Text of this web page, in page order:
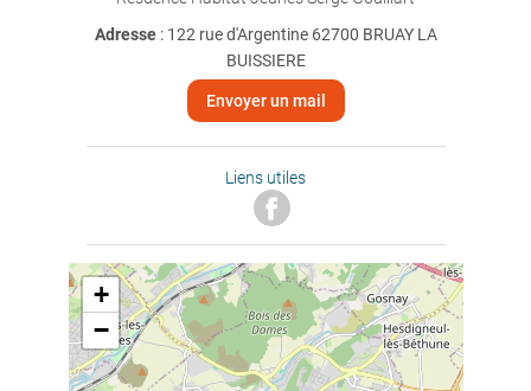
Adresse : 122 rue d'Argentine 62700 BRUAY LA
BUISSIERE
Envoyer un mail
Liens utiles
+
−